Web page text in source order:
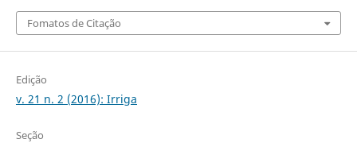
Fomatos de Citação
Edição
v. 21 n. 2 (2016): Irriga
Seção